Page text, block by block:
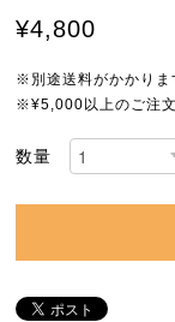
¥4,800
※別途送料がかかりま
※¥5,000以上のご注文
数量